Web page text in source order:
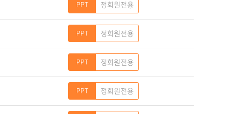
정회원전용
정회원전용
정회원전용
정회원전용